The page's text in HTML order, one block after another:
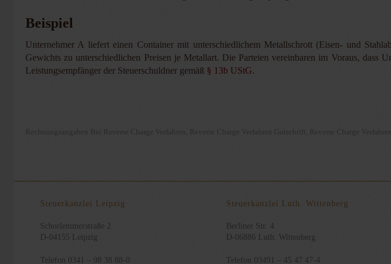
Beispiel
Unternehmer A liefert einen Container mit unterschiedlichem Metallschrott (Eisen- und
Gewichts zu unterschiedlichen Preisen je Metallart. Die Parteien vereinbaren im Voraus, dass
Leistungsempfänger der Steuerschuldner gemäß § 13b UStG.
Rechnungsangaben Bei Reverse Charge Verfahren , Reverse Charge Verfahren Gutschrift , Reverse Charge
Steuerkanzlei Leipzig
Schorlemmerstraße 2
D-04155 Leipzig
Telefon 0341 – 98 38 88-0
Steuerkanzlei Luth. Wittenberg
Berliner Str. 4
D-06886 Luth. Wittenberg
Telefon 03491 – 45 47 47-4